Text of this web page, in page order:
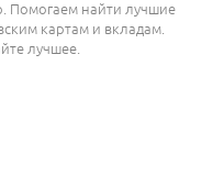
Помогаем найти лучшие
картам и вкладам.
лучшее.